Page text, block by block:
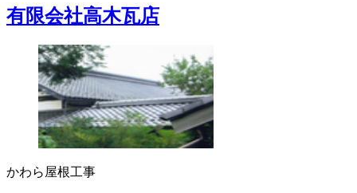
有限会社高木瓦店
かわら 屋根工事